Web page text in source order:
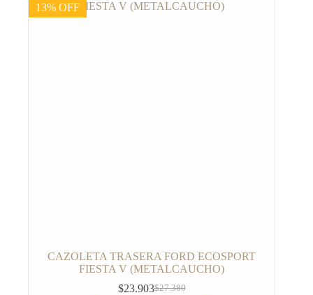
13% OFF
CAZOLETA TRASERA FORD ECOSPORT
FIESTA V (METALCAUCHO)
$27.380
$23.903